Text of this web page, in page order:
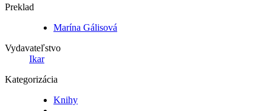
Preklad
Marína Gálisová
Vydavateľstvo
Ikar
Kategorizácia
Knihy